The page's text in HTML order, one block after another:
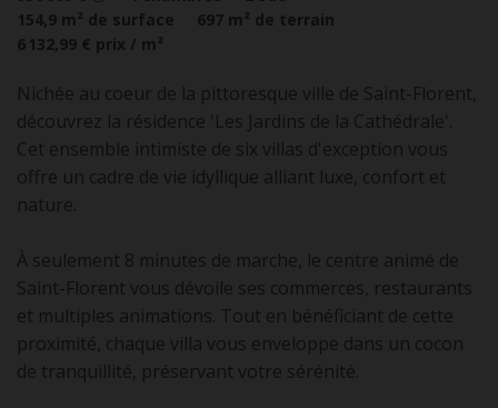
154,9 m² de surface 697 m² de terrain
6 132,99 € prix / m²
Nichée au coeur de la pittoresque ville de Saint-Florent,
découvrez la résidence 'Les Jardins de la Cathédrale'.
Cet ensemble intimiste de six villas d'exception vous
offre un cadre de vie idyllique alliant luxe, confort et
nature.
À seulement 8 minutes de marche, le centre animé de
Saint-Florent vous dévoile ses commerces, restaurants
et multiples animations. Tout en bénéficiant de cette
proximité, chaque villa vous enveloppe dans un cocon
de tranquillité, préservant votre sérénité.